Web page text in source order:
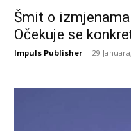
Šmit o
Očekuje se
Impuls Publisher - 29